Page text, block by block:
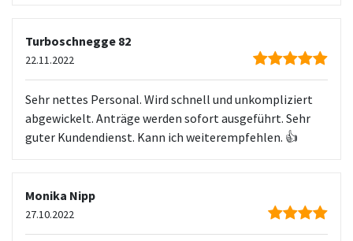
Turboschnegge 82
22.11.2022
Sehr nettes Personal. Wird schnell und unkompliziert
abgewickelt. Anträge werden sofort ausgeführt. Sehr
guter Kundendienst. Kann ich weiterempfehlen. 👍
Monika Nipp
27.10.2022